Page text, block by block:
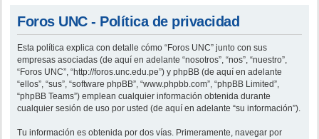
Foros UNC - Política de privacidad
Esta política explica con detalle cómo “Foros UNC” junto con sus
empresas asociadas (de aquí en adelante “nosotros”, “nos”, “nuestro”,
“Foros UNC”, “http://foros.unc.edu.pe”) y phpBB (de aquí en adelante
“ellos”, “sus”, “software phpBB”, “www.phpbb.com”, “phpBB Limited”,
“phpBB Teams”) emplean cualquier información obtenida durante
cualquier sesión de uso por usted (de aquí en adelante “su información”).
Tu información es obtenida por dos vías. Primeramente, navegar por